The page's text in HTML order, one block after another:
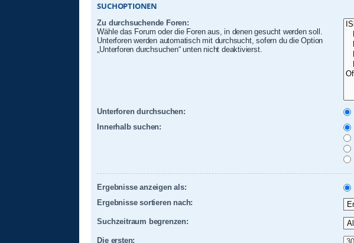
SUCHOPTIONEN
Zu durchsuchende Foren:
Wähle das Forum oder die Foren aus, in denen gesucht werden soll.
Unterforen werden automatisch mit durchsucht, sofern du die Option
„Unterforen durchsuchen“ unten nicht deaktivierst.
Unterforen durchsuchen:
Innerhalb suchen:
Ergebnisse anzeigen als:
Ergebnisse sortieren nach:
Suchzeitraum begrenzen:
Die ersten: